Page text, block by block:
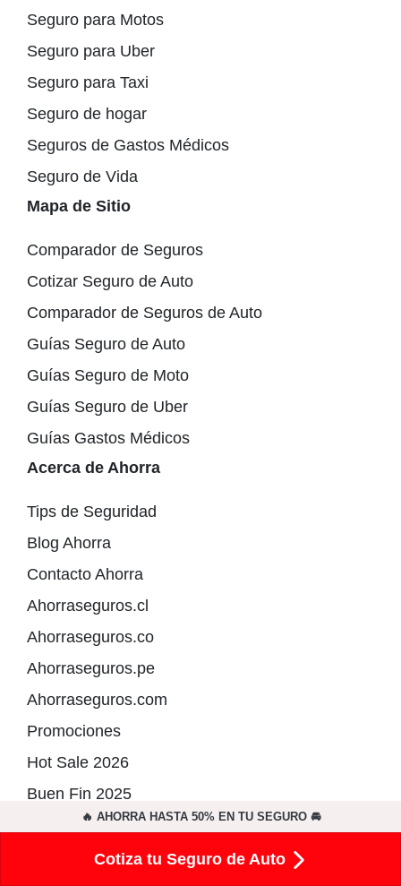
🔥 AHORRA HASTA 50% EN TU SEGURO 🚘
Cotiza tu Seguro de Auto
Seguro para Motos
Seguro para Uber
Seguro para Taxi
Seguro de hogar
Seguros de Gastos Médicos
Seguro de Vida
Mapa de Sitio
Comparador de Seguros
Cotizar Seguro de Auto
Comparador de Seguros de Auto
Guías Seguro de Auto
Guías Seguro de Moto
Guías Seguro de Uber
Guías Gastos Médicos
Acerca de Ahorra
Tips de Seguridad
Blog Ahorra
Contacto Ahorra
Ahorraseguros.cl
Ahorraseguros.co
Ahorraseguros.pe
Ahorraseguros.com
Promociones
Hot Sale 2026
Buen Fin 2025
© 2026 AhorraSeguros. Todos los derechos